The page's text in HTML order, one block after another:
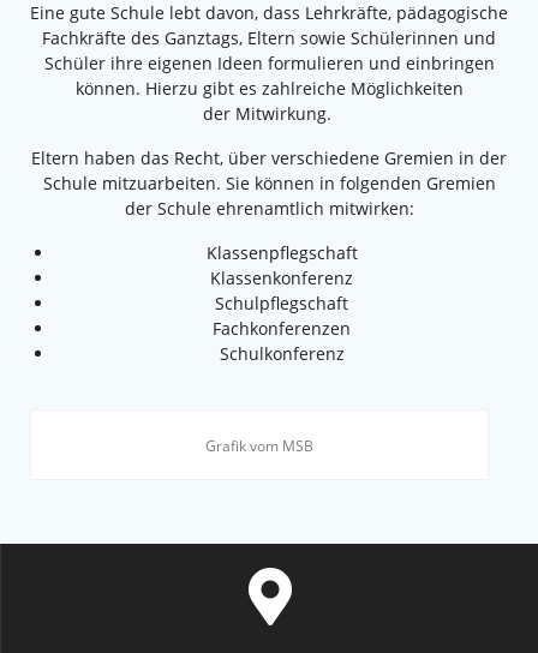
Eine gute Schule lebt davon, dass Lehrkräfte, pädagogische
Fachkräfte des Ganztags, Eltern sowie Schülerinnen und
Schüler ihre eigenen Ideen formulieren und einbringen
können. Hierzu gibt es zahlreiche Möglichkeiten
der Mitwirkung.
Eltern haben das Recht, über verschiedene Gremien in der
Schule mitzuarbeiten. Sie können in folgenden Gremien
der Schule ehrenamtlich mitwirken:
Klassenpflegschaft
Klassenkonferenz
Schulpflegschaft
Fachkonferenzen
Schulkonferenz
Grafik vom MSB